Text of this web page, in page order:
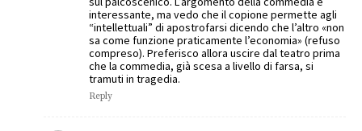
interessante, ma vedo che il copione permette agli
“intellettuali” di apostrofarsi dicendo che l’altro «non
sa come funzione praticamente l’economia» (refuso
compreso). Preferisco allora uscire dal teatro prima
che la commedia, già scesa a livello di farsa, si
tramuti in tragedia.
Reply